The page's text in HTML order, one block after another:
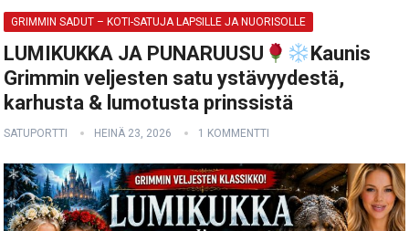
GRIMMIN SADUT – KOTI-SATUJA LAPSILLE JA NUORISOLLE
LUMIKUKKA JA PUNARUUSU
Kaunis
Grimmin veljesten satu ystävyydestä,
karhusta & lumotusta prinssistä
SATUPORTTI HEINÄ 23, 2026 1 KOMMENTTI